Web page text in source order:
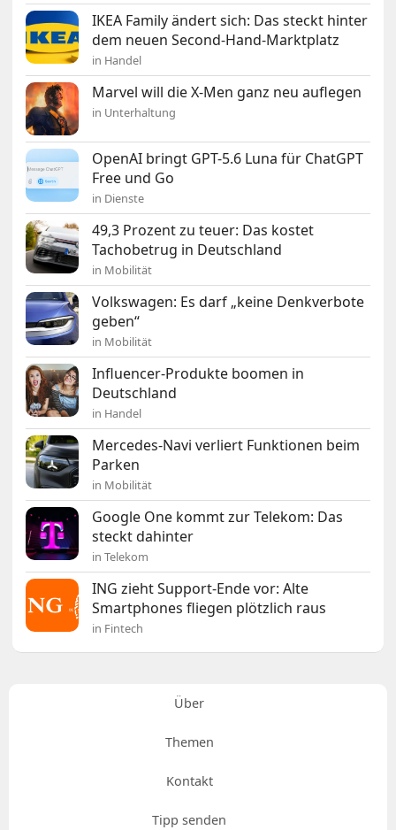
IKEA Family ändert sich: Das steckt hinter
dem neuen Second-Hand-Marktplatz
in Handel
Marvel will die X-Men ganz neu auflegen
in Unterhaltung
OpenAI bringt GPT-5.6 Luna für ChatGPT
Free und Go
in Dienste
49,3 Prozent zu teuer: Das kostet
Tachobetrug in Deutschland
in Mobilität
Volkswagen: Es darf „keine Denkverbote
geben“
in Mobilität
Influencer-Produkte boomen in
Deutschland
in Handel
Mercedes-Navi verliert Funktionen beim
Parken
in Mobilität
Google One kommt zur Telekom: Das
steckt dahinter
in Telekom
ING zieht Support-Ende vor: Alte
Smartphones fliegen plötzlich raus
in Fintech
Über
Themen
Kontakt
Tipp senden